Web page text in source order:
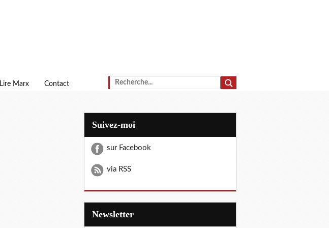
Lire Marx Contact
Suivez-moi
sur Facebook
via RSS
Newsletter